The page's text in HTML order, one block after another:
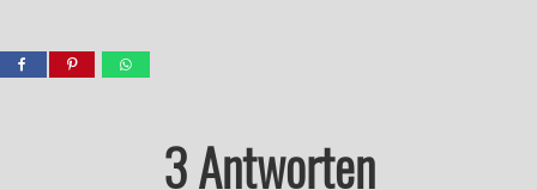
3 Antworten